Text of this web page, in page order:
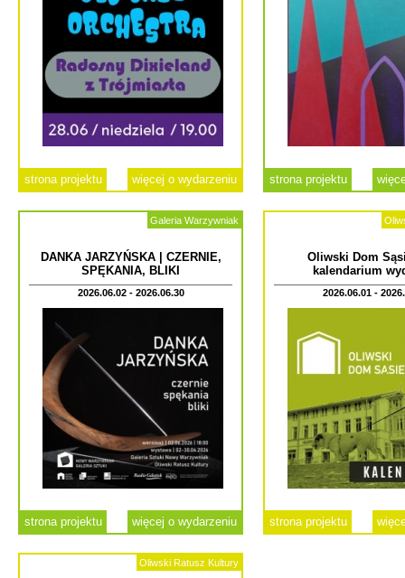
strona projektu więcej o wydarzeniu strona projektu
Galeria Warzywniak
DANKA JARZYŃSKA | CZERNIE,
SPĘKANIA, BLIKI
2026.06.02 - 2026.06.30
strona projektu więcej o wydarzeniu
Oliwski Dom
kalendarium
2026.06.01 -
strona projektu
Oliwski Ratusz Kultury